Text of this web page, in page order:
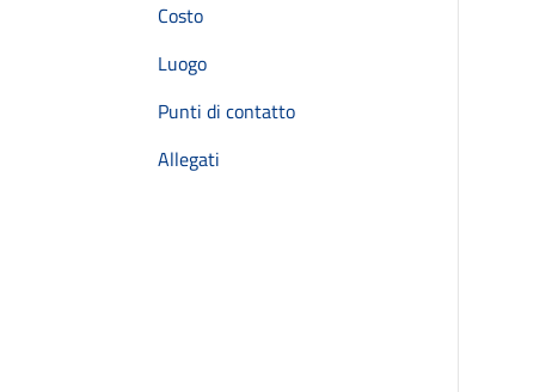
Costo
Luogo
Punti di contatto
Allegati